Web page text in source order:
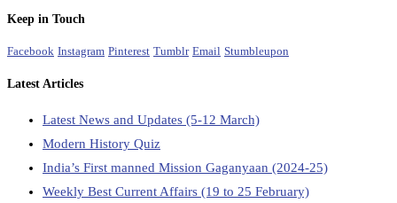
Keep in Touch
Facebook Instagram Pinterest Tumblr Email Stumbleupon
Latest Articles
Latest News and Updates (5-12 March)
Modern History Quiz
India’s First manned Mission Gaganyaan (2024-25)
Weekly Best Current Affairs (19 to 25 February)